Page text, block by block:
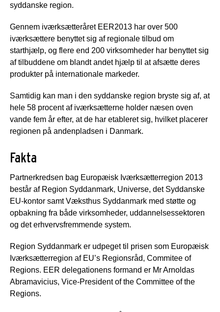
syddanske region.
Gennem iværksætteråret EER2013 har over 500
iværksættere benyttet sig af regionale tilbud om
starthjælp, og flere end 200 virksomheder har benyttet sig
af tilbuddene om blandt andet hjælp til at afsætte deres
produkter på internationale markeder.
Samtidig kan man i den syddanske region bryste sig af, at
hele 58 procent af iværksætterne holder næsen oven
vande fem år efter, at de har etableret sig, hvilket placerer
regionen på andenpladsen i Danmark.
Fakta
Partnerkredsen bag Europæisk Iværksætterregion 2013
består af Region Syddanmark, Universe, det Syddanske
EU-kontor samt Væksthus Syddanmark med støtte og
opbakning fra både virksomheder, uddannelsessektoren
og det erhvervsfremmende system.
Region Syddanmark er udpeget til prisen som Europæisk
Iværksætterregion af EU’s Regionsråd, Commitee of
Regions. EER delegationens formand er Mr Arnoldas
Abramavicius, Vice-President of the Committee of the
Regions.